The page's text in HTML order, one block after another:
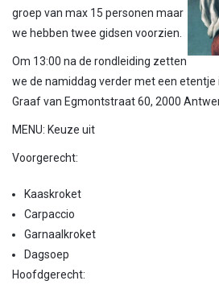
groep van max 15 personen maar
we hebben twee gidsen voorzien.
Om 13:00 na de rondleiding zetten
we de namiddag verder met een etentje
Graaf van Egmontstraat 60, 2000
MENU: Keuze uit
Voorgerecht:
Kaaskroket
Carpaccio
Garnaalkroket
Dagsoep
Hoofdgerecht: